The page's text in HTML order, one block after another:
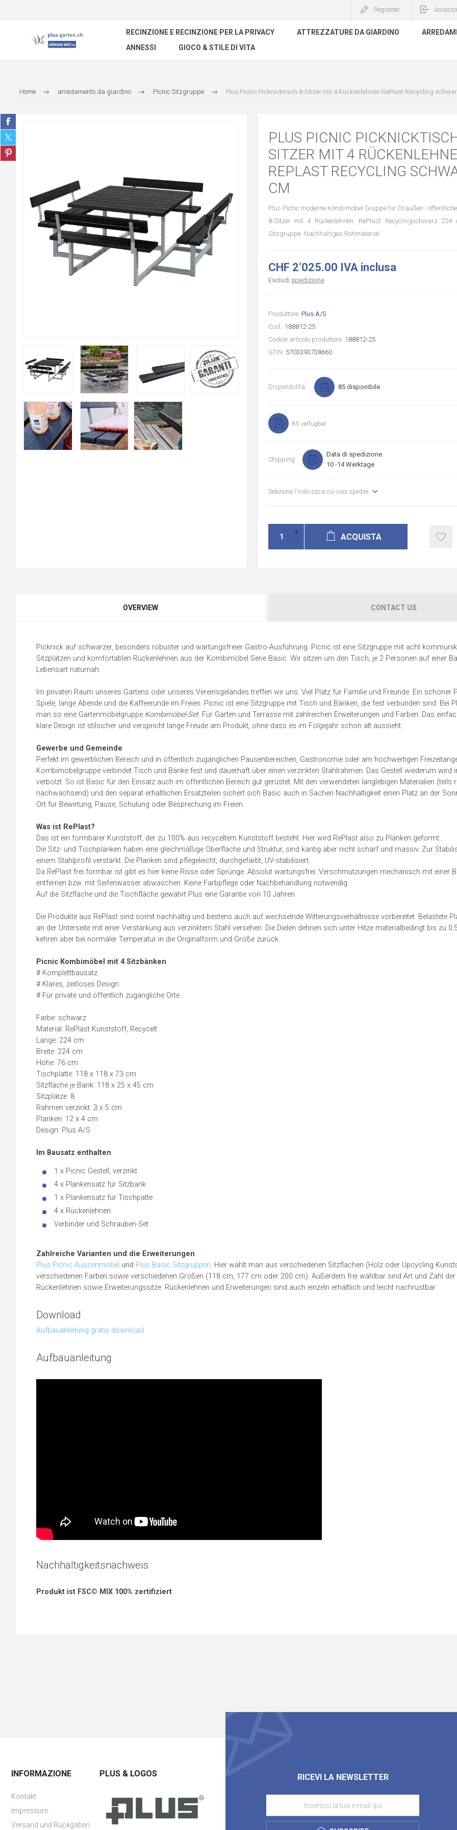
Registrati Accesso
RECINZIONE E RECINZIONE PER LA PRIVACY ATTREZZATURE DA GIARDINO
ANNESSI
GIOCO & STILE DI VITA
Home arredamento da giardino Picnic Sitzgruppe Plus Picnic Picknicktisch 8-Sitzer mit 4 Rückenlehnen RePlast Recycling
PLUS PICNIC
SITZER MIT 4
REPLAST RECYCLING
CM
Plus Picnic moderne Kombimöbel Gruppe für Draußen -
8-Sitzer mit 4 Rückenlehnen. RePlast Recyclingschwarz 224
Sitzgruppe. Nachhaltiges Rohmaterial.
CHF 2’025.00 IVA inclusa
Escludi spedizione
Produttore: Plus A/S
Cod.: 188812-25
Codice articolo produttore: 188812-25
GTIN: 5703393738660
Disponibilità: 85 disponibile
85 verfügbar
Shipping
Data di spedizione
10 -14 Werktage
Seleziona l'indirizzo a cui vuoi spedire
ACQUISTA
OVERVIEW CONTACT US
Picknick auf schwarzer, besonders robuster und wartungsfreier Gastro-Ausführung. Picnic ist eine Sitzgruppe mit acht
Sitzplätzen und komfortablen Rückenlehnen aus der Kombimöbel Serie Basic. Wir sitzen um den Tisch, je 2 Personen auf einer
Lebensart naturnah.
Im privaten Raum unseres Gartens oder unseres Vereinsgeländes treffen wir uns. Viel Platz für Familie und Freunde. Ein schöner
Spiele, lange Abende und die Kaffeerunde im Freien. Picnic ist eine Sitzgruppe mit Tisch und Bänken, die fest verbunden sind. Bei
man so eine Gartenmöbelgruppe Kombimöbel-Set. Für Garten und Terrasse mit zahlreichen Erweiterungen und Farben. Das
klare Design ist stilsicher und verspricht lange Freude am Produkt, ohne dass es im Folgejahr schon alt aussieht.
Gewerbe und Gemeinde
Perfekt im gewerblichen Bereich und in öffentlich zugänglichen Pausenbereichen, Gastronomie oder am hochwertigen
Kombimöbelgruppe verbindet Tisch und Bänke fest und dauerhaft über einen verzinkten Stahlrahmen. Das Gestell wiederum wird
verbolzt. So ist Basic für den Einsatz auch im öffentlichen Bereich gut gerüstet. Mit den verwendeten langlebigen Materialien (teils
nachwachsend) und den separat erhältlichen Ersatzteilen sichert sich Basic auch in Sachen Nachhaltigkeit einen Platz an der
Ort für Bewirtung, Pause, Schulung oder Besprechung im Freien.
Was ist RePlast?
Das ist ein formbarer Kunststoff, der zu 100% aus recyceltem Kunststoff besteht. Hier wird RePlast also zu Planken geformt.
Die Sitz- und Tischplanken haben eine gleichmäßige Oberfläche und Struktur, sind kantig aber nicht scharf und massiv. Zur
einem Stahlprofil verstärkt. Die Planken sind pflegeleicht, durchgefärbt, UV-stabilisiert.
Da RePlast frei formbar ist gibt es hier keine Risse oder Sprünge. Absolut wartungsfrei: Verschmutzungen mechanisch mit einer
entfernen bzw. mit Seifenwasser abwaschen. Keine Farbpflege oder Nachbehandlung notwendig.
Auf die Sitzfläche und die Tischfläche gewährt Plus eine Garantie von 10 Jahren.
Die Produkte aus RePlast sind somit nachhaltig und bestens auch auf wechselnde Witterungsverhältnisse vorbereitet. Belastete
an der Unterseite mit einer Verstärkung aus verzinktem Stahl versehen. Die Dielen dehnen sich unter Hitze materialbedingt bis zu
kehren aber bei normaler Temperatur in die Originalform und Größe zurück.
Picnic Kombimöbel mit 4 Sitzbänken
# Komplettbausatz
# Klares, zeitloses Design
# Für private und öffentlich zugängliche Orte
Farbe: schwarz
Material: RePlast Kunststoff, Recycelt
Länge: 224 cm
Breite: 224 cm
Höhe: 76 cm
Tischplatte: 118 x 118 x 73 cm
Sitzfläche je Bank: 118 x 25 x 45 cm
Sitzplätze: 8
Rahmen verzinkt: 3 x 5 cm
Planken: 12 x 4 cm
Design: Plus A/S
Im Bausatz enthalten
1 x Picnic Gestell, verzinkt
4 x Plankensatz für Sitzbank
1 x Plankensatz für Tischpatte
4 x Rückenlehnen
Verbinder und Schrauben-Set
Zahlreiche Varianten und die Erweiterungen
Plus Picnic Aussenmöbel und Plus Basic Sitzgruppen. Hier wählt man aus verschiedenen Sitzflächen (Holz oder Upcycling
verschiedenen Farben sowie verschiedenen Größen (118 cm, 177 cm oder 200 cm). Außerdem frei wählbar sind Art und Zahl der
Rückenlehnen sowie Erweiterungssitze. Rückenlehnen und Erweiterungen sind auch einzeln erhältlich und leicht nachrüstbar.
Download
Aufbauanleitung gratis download
Aufbauanleitung
Nachhaltigkeitsnachweis
Produkt ist FSC© MIX 100% zertifiziert
RICEVI LA NEWSLETTER
INFORMAZIONE
Kontakt
Impressum
Versand und Rückgaben
PLUS & LOGOS